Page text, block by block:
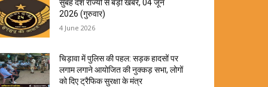
सुबह देश राज्यों से बड़ी खबरें, 04 जून
2026 (गुरुवार)
4 June 2026
चिड़ावा में पुलिस की पहल: सड़क हादसों पर
लगाम लगाने आयोजित की नुक्कड़ सभा, लोगों
को दिए ट्रैफिक सुरक्षा के मंत्र